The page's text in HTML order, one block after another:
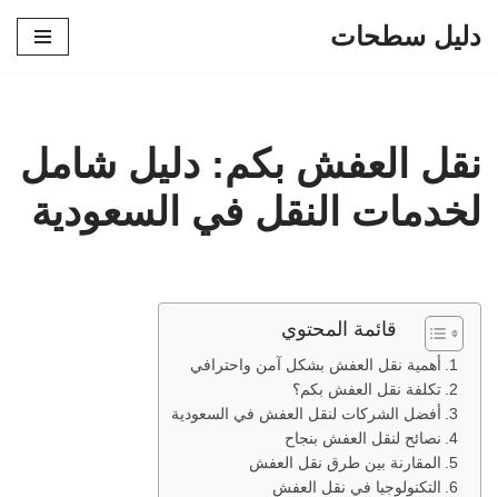
دليل سطحات
نقل العفش بكم: دليل شامل
لخدمات النقل في السعودية
قائمة المحتوي
أهمية نقل العفش بشكل آمن واحترافي
تكلفة نقل العفش بكم؟
أفضل الشركات لنقل العفش في السعودية
نصائح لنقل العفش بنجاح
المقارنة بين طرق نقل العفش
التكنولوجيا في نقل العفش